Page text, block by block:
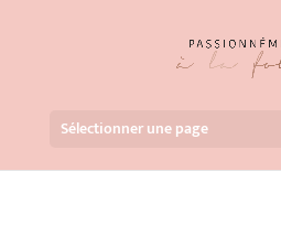
Sélectionner une page